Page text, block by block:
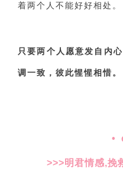
着两个人不能好好相处。
只要两个人愿意发自内
调一致，彼此惺惺相惜。
•
>>>明君情感,挽